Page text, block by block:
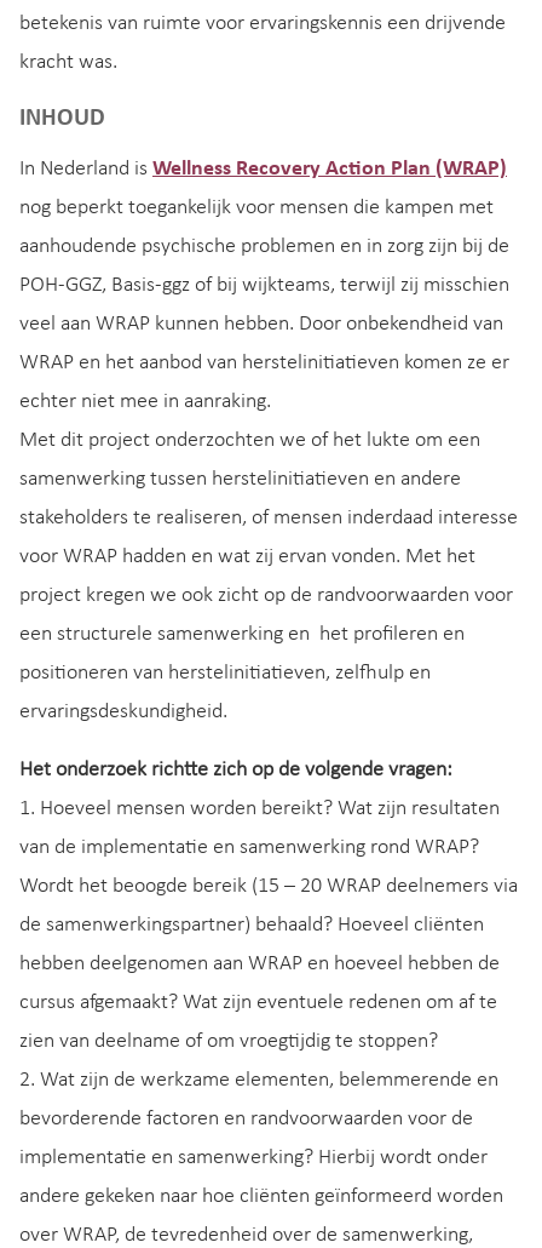
betekenis van ruimte voor ervaringskennis een drijvende
kracht was.
INHOUD
In Nederland is Wellness Recovery Action Plan (WRAP)
nog beperkt toegankelijk voor mensen die kampen met
aanhoudende psychische problemen en in zorg zijn bij de
POH-GGZ, Basis-ggz of bij wijkteams, terwijl zij misschien
veel aan WRAP kunnen hebben. Door onbekendheid van
WRAP en het aanbod van herstelinitiatieven komen ze er
echter niet mee in aanraking.
Met dit project onderzochten we of het lukte om een
samenwerking tussen herstelinitiatieven en andere
stakeholders te realiseren, of mensen inderdaad interesse
voor WRAP hadden en wat zij ervan vonden. Met het
project kregen we ook zicht op de randvoorwaarden voor
een structurele samenwerking en het profileren en
positioneren van herstelinitiatieven, zelfhulp en
ervaringsdeskundigheid.
Het onderzoek richtte zich op de volgende vragen:
1. Hoeveel mensen worden bereikt? Wat zijn resultaten
van de implementatie en samenwerking rond WRAP?
Wordt het beoogde bereik (15 – 20 WRAP deelnemers via
de samenwerkingspartner) behaald? Hoeveel cliënten
hebben deelgenomen aan WRAP en hoeveel hebben de
cursus afgemaakt? Wat zijn eventuele redenen om af te
zien van deelname of om vroegtijdig te stoppen?
2. Wat zijn de werkzame elementen, belemmerende en
bevorderende factoren en randvoorwaarden voor de
implementatie en samenwerking? Hierbij wordt onder
andere gekeken naar hoe cliënten geïnformeerd worden
over WRAP, de tevredenheid over de samenwerking,